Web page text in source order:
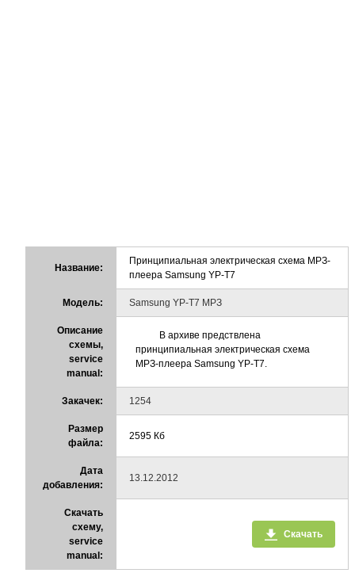
Название:
Принципиальная электрическая схема МРЗ-
плеера Samsung YP-T7
Модель: Samsung YP-T7 МРЗ
Описание
схемы,
service
manual:
В архиве предствлена
принципиальная электрическая схема
МРЗ-плеера Samsung YP-T7.
Закачек: 1254
Размер
файла:
2595 Кб
Дата
добавления:
13.12.2012
Скачать
схему,
service
manual:
Скачать